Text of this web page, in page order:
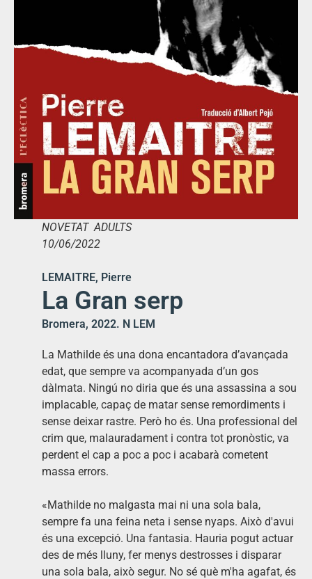
NOVETAT ADULTS
10/06/2022
LEMAITRE, Pierre
La Gran serp
Bromera, 2022. N LEM
La Mathilde és una dona encantadora d’avançada
edat, que sempre va acompanyada d’un gos
dàlmata. Ningú no diria que és una assassina a sou
implacable, capaç de matar sense remordiments i
sense deixar rastre. Però ho és. Una professional del
crim que, malauradament i contra tot pronòstic, va
perdent el cap a poc a poc i acabarà cometent
massa errors.
«Mathilde no malgasta mai ni una sola bala,
sempre fa una feina neta i sense nyaps. Això d'avui
és una excepció. Una fantasia. Hauria pogut actuar
des de més lluny, fer menys destrosses i disparar
una sola bala, això segur. No sé què m'ha agafat, és